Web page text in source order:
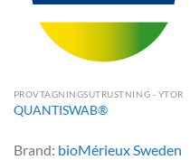
PROVTAGNINGSUTRUSTNING - YTOR
QUANTISWAB®
Brand: bioMérieux Sweden